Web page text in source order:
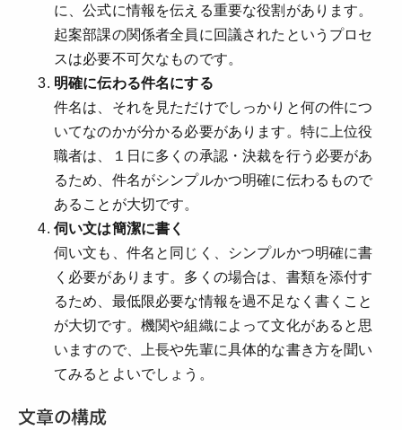
に、公式に情報を伝える重要な役割があります。
起案部課の関係者全員に回議されたというプロセ
スは必要不可欠なものです。
明確に伝わる件名にする
件名は、それを見ただけでしっかりと何の件につ
いてなのかが分かる必要があります。特に上位役
職者は、１日に多くの承認・決裁を行う必要があ
るため、件名がシンプルかつ明確に伝わるもので
あることが大切です。
伺い文は簡潔に書く
伺い文も、件名と同じく、シンプルかつ明確に書
く必要があります。多くの場合は、書類を添付す
るため、最低限必要な情報を過不足なく書くこと
が大切です。機関や組織によって文化があると思
いますので、上長や先輩に具体的な書き方を聞い
てみるとよいでしょう。
文章の構成